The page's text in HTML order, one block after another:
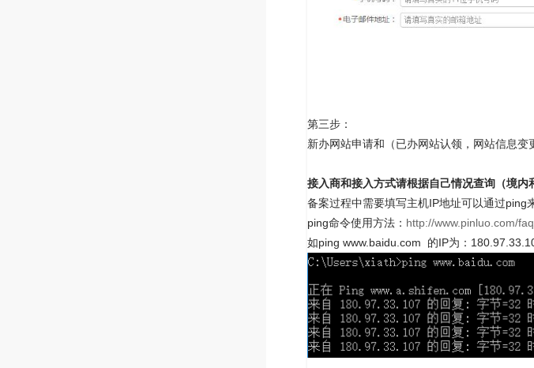
第三步：
新办网站申请和（已办网站认领，网站信息变
接入商和接入方式请根据自己情况查询（境内
备案过程中需要填写主机IP地址可以通过ping
ping命令使用方法： http://www.pinluo.com/
如ping www.baidu.com 的IP为：